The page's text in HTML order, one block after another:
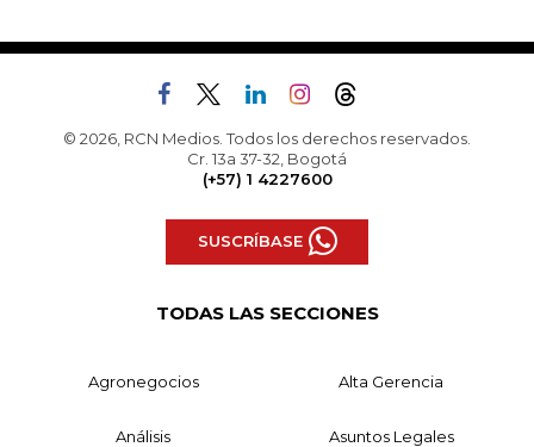
© 2026, RCN Medios. Todos los derechos reservados.
Cr. 13a 37-32, Bogotá
(+57) 1 4227600
SUSCRÍBASE
TODAS LAS SECCIONES
Agronegocios Alta Gerencia
Análisis Asuntos Legales